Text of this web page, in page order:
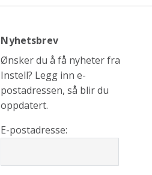
Nyhetsbrev
Ønsker du å få nyheter fra
Instell? Legg inn e-
postadressen, så blir du
oppdatert.
E-postadresse: